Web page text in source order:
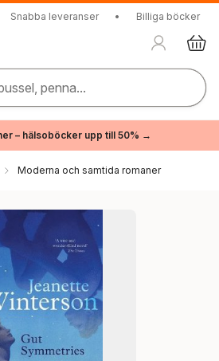
Snabba leveranser • Billiga böcker
penna...
– hälsoböcker upp till 50% →
Moderna och samtida romaner